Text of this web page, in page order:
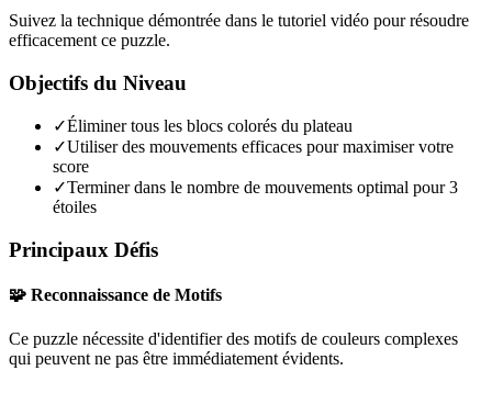
Suivez la technique démontrée dans le tutoriel vidéo pour résoudre
efficacement ce puzzle.
Objectifs du Niveau
✓Éliminer tous les blocs colorés du plateau
✓Utiliser des mouvements efficaces pour maximiser votre
score
✓Terminer dans le nombre de mouvements optimal pour 3
étoiles
Principaux Défis
🧩 Reconnaissance de Motifs
Ce puzzle nécessite d'identifier des motifs de couleurs complexes
qui peuvent ne pas être immédiatement évidents.